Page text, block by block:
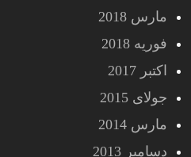
مارس 2018
فوریه 2018
اکتبر 2017
جولای 2015
مارس 2014
دسامبر 2013